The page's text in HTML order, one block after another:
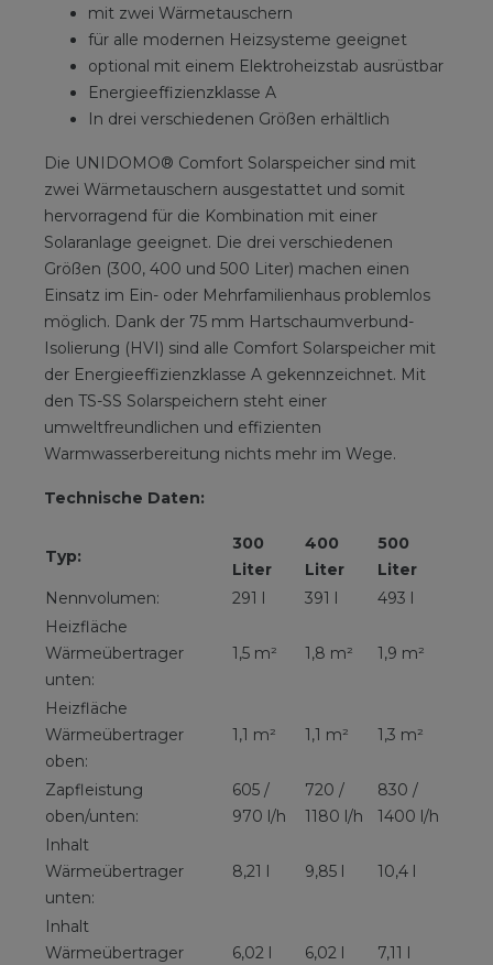
mit zwei Wärmetauschern
für alle modernen Heizsysteme geeignet
optional mit einem Elektroheizstab ausrüstbar
Energieeffizienzklasse A
In drei verschiedenen Größen erhältlich
Die UNIDOMO® Comfort Solarspeicher sind mit
zwei Wärmetauschern ausgestattet und somit
hervorragend für die Kombination mit einer
Solaranlage geeignet. Die drei verschiedenen
Größen (300, 400 und 500 Liter) machen einen
Einsatz im Ein- oder Mehrfamilienhaus problemlos
möglich. Dank der 75 mm Hartschaumverbund-
Isolierung (HVI) sind alle Comfort Solarspeicher mit
der Energieeffizienzklasse A gekennzeichnet. Mit
den TS-SS Solarspeichern steht einer
umweltfreundlichen und effizienten
Warmwasserbereitung nichts mehr im Wege.
Technische Daten:
Typ:
300
Liter
400
Liter
500
Liter
Nennvolumen:
291 l 391 l
493 l
Heizfläche
Wärmeübertrager
unten:
1,5 m² 1,8 m² 1,9 m²
Heizfläche
Wärmeübertrager
oben:
1,1 m² 1,1 m² 1,3 m²
Zapfleistung
oben/unten:
605 /
970 l/h
720 /
1180 l/h
830 /
1400 l/h
Inhalt
Wärmeübertrager
unten:
8,21 l 9,85 l 10,4 l
Inhalt
Wärmeübertrager
6,02 l 6,02 l 7,11 l